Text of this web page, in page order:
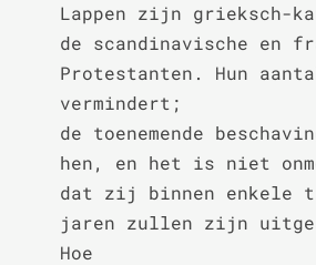
Lappen zijn grieksch-
de scandinavische en
Protestanten. Hun
vermindert;
de toenemende
hen, en het is niet
dat zij binnen enkele
jaren zullen zijn
Hoe